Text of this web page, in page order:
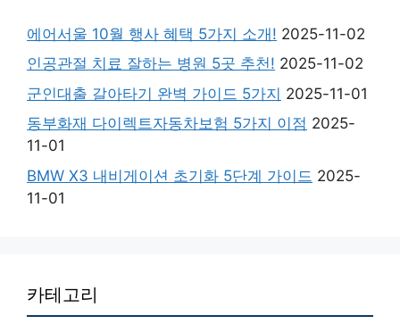
에어서울 10월 행사 혜택 5가지 소개! 2025-11-02
인공관절 치료 잘하는 병원 5곳 추천! 2025-11-02
군인대출 갈아타기 완벽 가이드 5가지 2025-11-01
동부화재 다이렉트자동차보험 5가지 이점 2025-
11-01
BMW X3 내비게이션 초기화 5단계 가이드 2025-
11-01
카테고리